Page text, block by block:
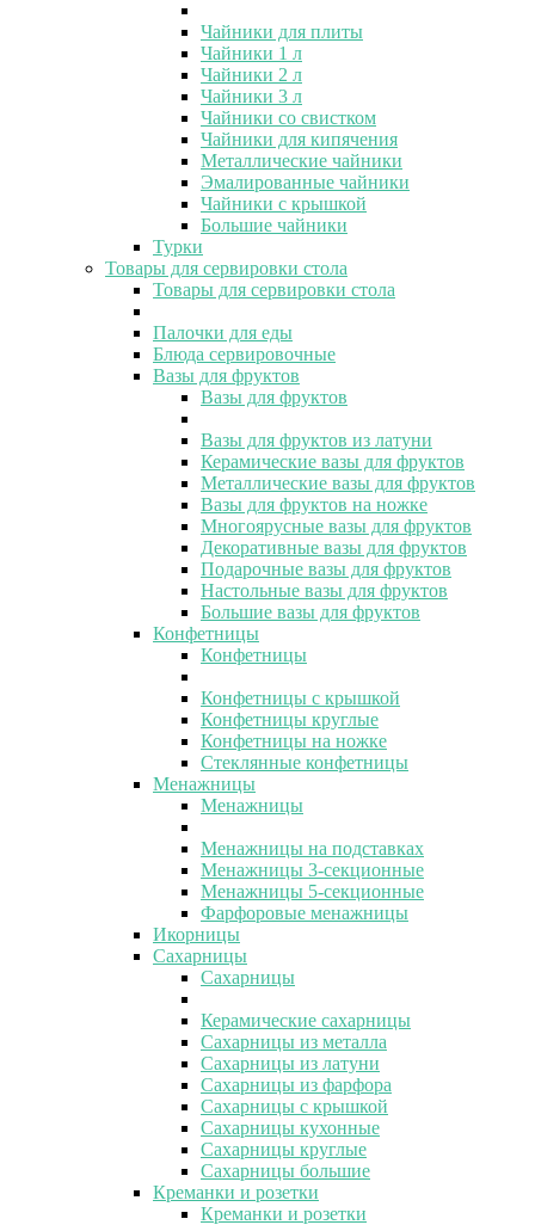
Чайники для плиты
Чайники 1 л
Чайники 2 л
Чайники 3 л
Чайники со свистком
Чайники для кипячения
Металлические чайники
Эмалированные чайники
Чайники с крышкой
Большие чайники
Турки
Товары для сервировки стола
Товары для сервировки стола
Палочки для еды
Блюда сервировочные
Вазы для фруктов
Вазы для фруктов
Вазы для фруктов из латуни
Керамические вазы для фруктов
Металлические вазы для фруктов
Вазы для фруктов на ножке
Многоярусные вазы для фруктов
Декоративные вазы для фруктов
Подарочные вазы для фруктов
Настольные вазы для фруктов
Большие вазы для фруктов
Конфетницы
Конфетницы
Конфетницы с крышкой
Конфетницы круглые
Конфетницы на ножке
Стеклянные конфетницы
Менажницы
Менажницы
Менажницы на подставках
Менажницы 3-секционные
Менажницы 5-секционные
Фарфоровые менажницы
Икорницы
Сахарницы
Сахарницы
Керамические сахарницы
Сахарницы из металла
Сахарницы из латуни
Сахарницы из фарфора
Сахарницы с крышкой
Сахарницы кухонные
Сахарницы круглые
Сахарницы большие
Креманки и розетки
Креманки и розетки